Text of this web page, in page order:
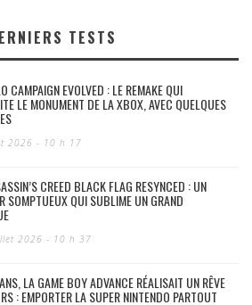
TESTS
CAMPAIGN EVOLVED : LE REMAKE QUI
LE MONUMENT DE LA XBOX, AVEC QUELQUES
2026 - 10 h 17
CREED BLACK FLAG RESYNCED : UN
SOMPTUEUX QUI SUBLIME UN GRAND
2026 - 10 h 37
LA GAME BOY ADVANCE RÉALISAIT UN RÊVE
: EMPORTER LA SUPER NINTENDO PARTOUT